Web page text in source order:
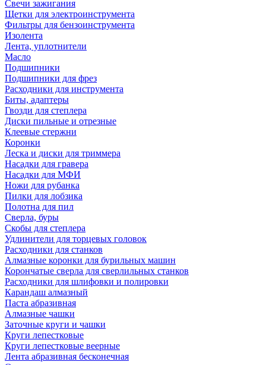
Свечи зажигания
Щетки для электроинструмента
Фильтры для бензоинструмента
Изолента
Лента, уплотнители
Масло
Подшипники
Подшипники для фрез
Расходники для инструмента
Биты, адаптеры
Гвозди для степлера
Диски пильные и отрезные
Клеевые стержни
Коронки
Леска и диски для триммера
Насадки для гравера
Насадки для МФИ
Ножи для рубанка
Пилки для лобзика
Полотна для пил
Сверла, буры
Скобы для степлера
Удлинители для торцевых головок
Расходники для станков
Алмазные коронки для бурильных машин
Корончатые сверла для сверлильных станков
Расходники для шлифовки и полировки
Карандаш алмазный
Паста абразивная
Алмазные чашки
Заточные круги и чашки
Круги лепестковые
Круги лепестковые веерные
Лента абразивная бесконечная